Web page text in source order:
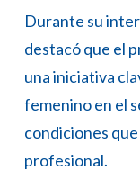
Durante su
destacó que el
una iniciativa
femenino en el
condiciones
profesional.